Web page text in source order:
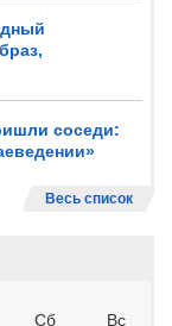
соседи:
Весь список
Сб
Вс